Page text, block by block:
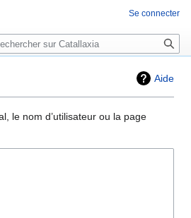
Aide
le nom d’utilisateur ou la page
Se connecter